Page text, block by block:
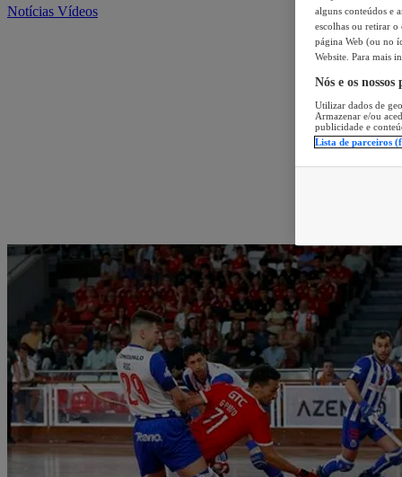
Notícias Vídeos
alguns conteúdos e
escolhas ou retirar
página Web (ou no
Website. Para mais
Nós e os
Utilizar dados de
Armazenar e/ou
publicidade e
Lista de parceiros